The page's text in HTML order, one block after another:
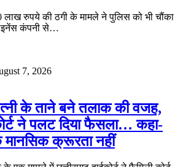
रुपये की ठगी के मामले ने पुलिस को भी चौंका
कंपनी से…
7, 2026
के ताने बने तलाक की वजह,
ने पलट दिया फैसला… कहा-
क्रूरता नहीं